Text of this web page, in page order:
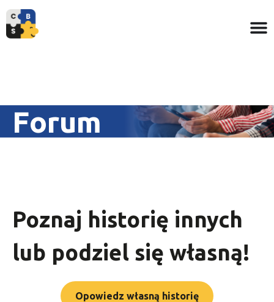
Forum
Poznaj historię innych
lub podziel się własną!
Opowiedz własną historię